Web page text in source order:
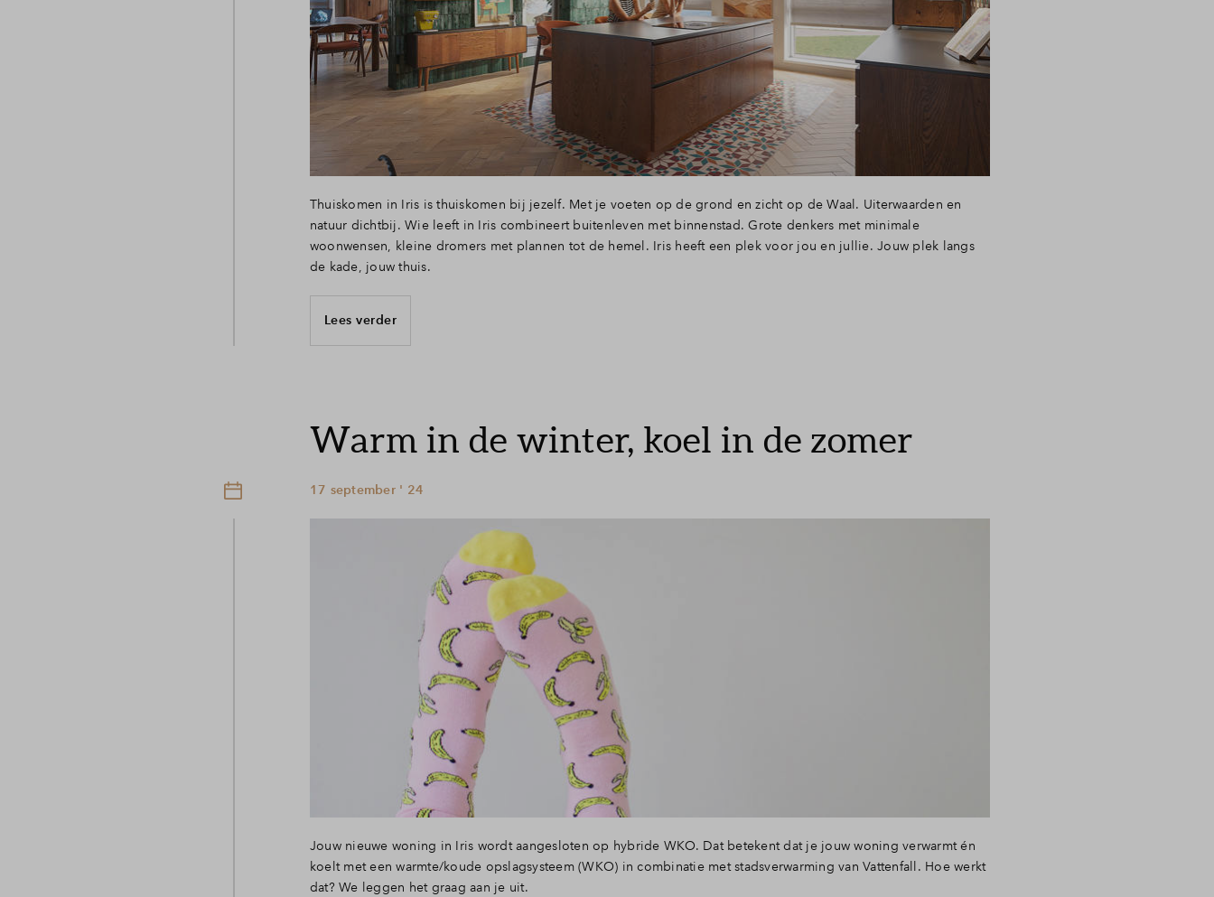
Leeswijzer
Veelgestelde vragen
Contact
Thuiskomen in Iris is thuiskomen bij jezelf. Met je voeten op de grond en zicht op de Waal. Uiterwaarden en
natuur dichtbij. Wie leeft in Iris combineert buitenleven met binnenstad. Grote denkers met minimale
woonwensen, kleine dromers met plannen tot de hemel. Iris heeft een plek voor jou en jullie. Jouw plek langs
de kade, jouw thuis.
Lees verder
Warm in de winter, koel in de zomer
17 september ' 24
Jouw nieuwe woning in Iris wordt aangesloten op hybride WKO. Dat betekent dat je jouw woning verwarmt én
koelt met een warmte/koude opslagsysteem (WKO) in combinatie met stadsverwarming van Vattenfall. Hoe werkt
dat? We leggen het graag aan je uit.